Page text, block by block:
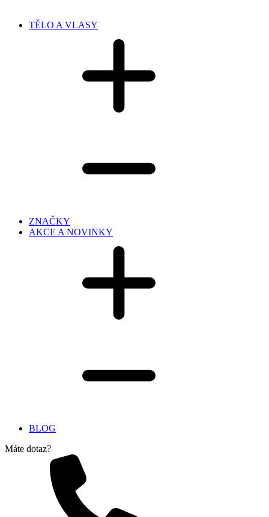
TĚLO A VLASY
ZNAČKY
AKCE A NOVINKY
BLOG
Máte dotaz?